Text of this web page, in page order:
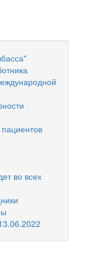
во всех